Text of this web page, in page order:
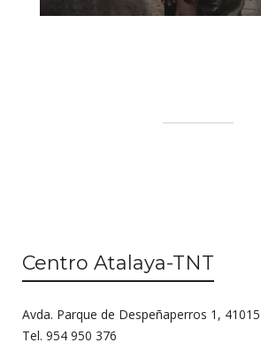
Centro Atalaya-TNT
Avda. Parque de Despeñaperros 1,
Tel. 954 950 376